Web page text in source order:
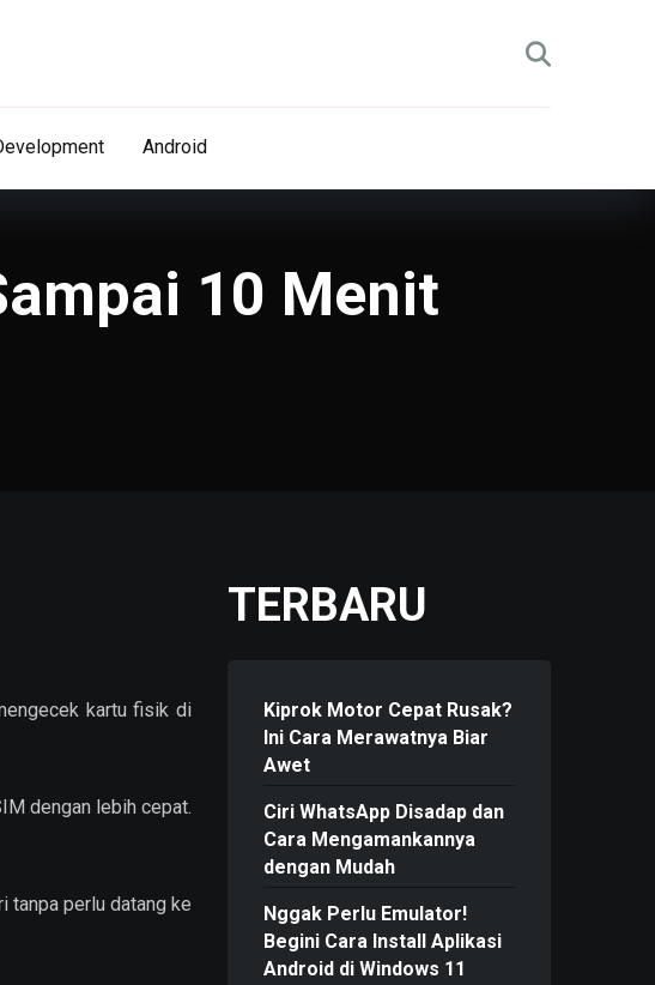
Android
10 Menit
kartu fisik di
dengan lebih cepat.
tanpa perlu datang ke
TERBARU
Kiprok Motor Cepat Rusak?
Ini Cara Merawatnya Biar
Awet
Ciri WhatsApp Disadap dan
Cara Mengamankannya
dengan Mudah
Nggak Perlu Emulator!
Begini Cara Install Aplikasi
Android di Windows 11